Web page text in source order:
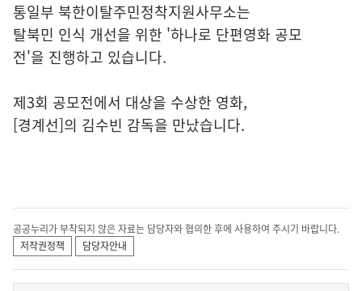
통일부 북한이탈주민정착지원사무소는
탈북민 인식 개선을 위한 '하나로 단편영화 공모
전'을 진행하고 있습니다.
제3회 공모전에서 대상을 수상한 영화,
[경계선]의 김수빈 감독을 만났습니다.
공공누리가 부착되지 않은 자료는 담당자와 협의한 후에 사용하여 주시기 바랍니다.
저작권정책
담당자안내